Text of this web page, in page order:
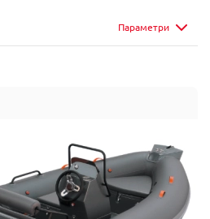
Параметри